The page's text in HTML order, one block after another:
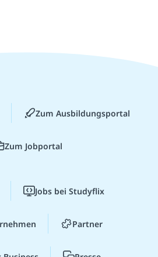
Zum Ausbildungsportal
Zum Jobportal
Jobs bei Studyflix
Partner